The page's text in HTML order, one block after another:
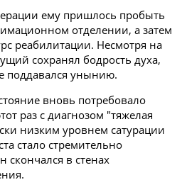
ему пришлось пробыть
отделении, а затем
реабилитации. Несмотря на
сохранял бодрость духа,
поддавался унынию.
вновь потребовало
раз с диагнозом "тяжелая
низким уровнем сатурации
стало стремительно
скончался в стенах